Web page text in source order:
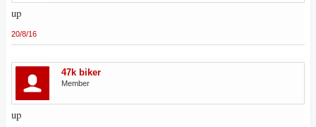
up
20/8/16
47k biker
Member
up